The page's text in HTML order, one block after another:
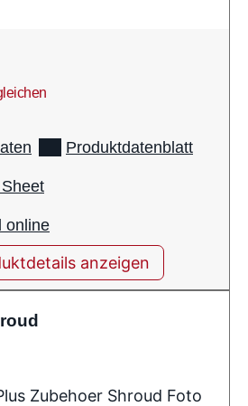
Produktdatenblatt
online
anzeigen